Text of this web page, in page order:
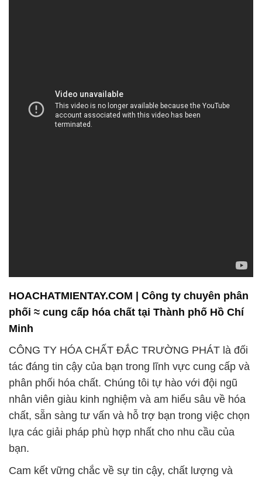
HOACHATMIENTAY.COM | Công ty chuyên phân
phối ≈ cung cấp hóa chất tại Thành phố Hồ Chí
Minh
CÔNG TY HÓA CHẤT ĐẮC TRƯỜNG PHÁT là đối
tác đáng tin cậy của bạn trong lĩnh vực cung cấp và
phân phối hóa chất. Chúng tôi tự hào với đội ngũ
nhân viên giàu kinh nghiệm và am hiểu sâu về hóa
chất, sẵn sàng tư vấn và hỗ trợ bạn trong việc chọn
lựa các giải pháp phù hợp nhất cho nhu cầu của
bạn.
Cam kết vững chắc về sự tin cậy, chất lượng và